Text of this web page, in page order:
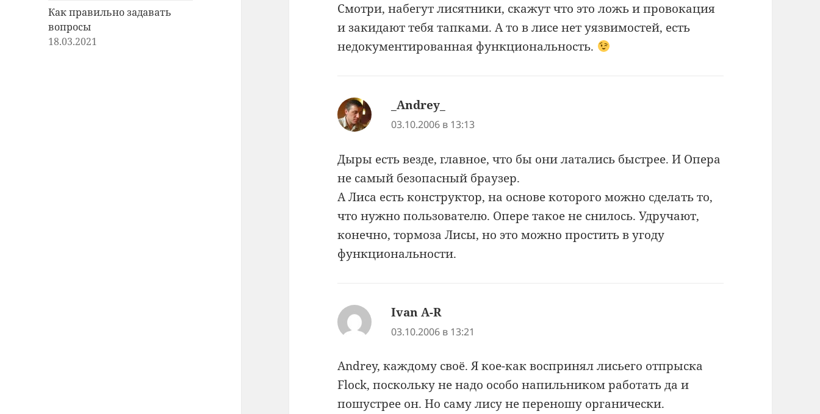
Как правильно задавать
вопросы
18.03.2021
Смотри, набегут лисятники, скажут что это ложь и провокация
и закидают тебя тапками. А то в лисе нет уязвимостей, есть
недокументированная функциональность.
_Andrey_
03.10.2006 в 13:13
Дыры есть везде, главное, что бы они латались быстрее. И Опера
не самый безопасный браузер.
А Лиса есть конструктор, на основе которого можно сделать то,
что нужно пользователю. Опере такое не снилось. Удручают,
конечно, тормоза Лисы, но это можно простить в угоду
функциональности.
Ivan A-R:
03.10.2006 в 13:21
Andrey, каждому своё. Я кое-как воспринял лисьего отпрыска
Flock, поскольку не надо особо напильником работать да и
пошустрее он. Но саму лису не переношу органически.